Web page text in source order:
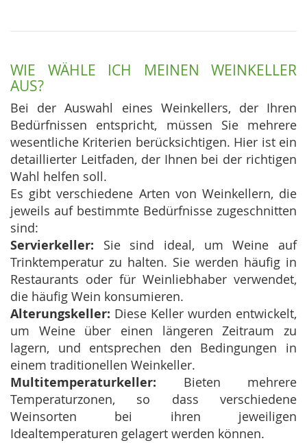
WIE WÄHLE ICH MEINEN WEINKELLER
AUS?
Bei der Auswahl eines Weinkellers, der Ihren
Bedürfnissen entspricht, müssen Sie mehrere
wesentliche Kriterien berücksichtigen. Hier ist ein
detaillierter Leitfaden, der Ihnen bei der richtigen
Wahl helfen soll.
Es gibt verschiedene Arten von Weinkellern, die
jeweils auf bestimmte Bedürfnisse zugeschnitten
sind:
Servierkeller: Sie sind ideal, um Weine auf
Trinktemperatur zu halten. Sie werden häufig in
Restaurants oder für Weinliebhaber verwendet,
die häufig Wein konsumieren.
Alterungskeller: Diese Keller wurden entwickelt,
um Weine über einen längeren Zeitraum zu
lagern, und entsprechen den Bedingungen in
einem traditionellen Weinkeller.
Multitemperaturkeller: Bieten mehrere
Temperaturzonen, so dass verschiedene
Weinsorten bei ihren jeweiligen
Idealtemperaturen gelagert werden können.